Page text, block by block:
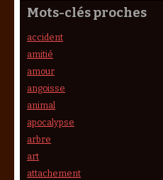
Mots-clés proches
accident
amitié
amour
angoisse
animal
apocalypse
arbre
art
attachement